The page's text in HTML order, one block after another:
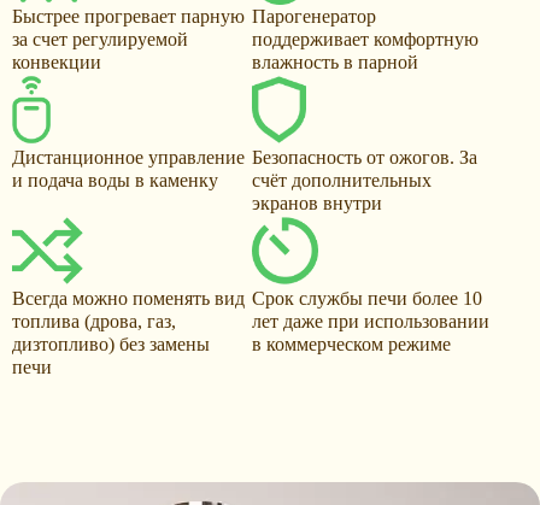
Быстрее прогревает парную
за счет регулируемой
конвекции
Парогенератор
поддерживает комфортную
влажность в парной
Дистанционное управление
и подача воды в каменку
Безопасность от ожогов. За
счёт дополнительных
экранов внутри
Всегда можно поменять вид
топлива (дрова, газ,
дизтопливо) без замены
печи
Срок службы печи более 10
лет даже при использовании
в коммерческом режиме